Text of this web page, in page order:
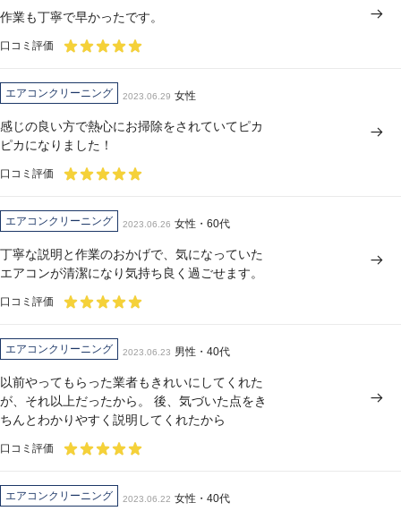
作業も丁寧で早かったです。
口コミ評価
エアコンクリーニング 2023.06.29 女性
感じの良い方で熱心にお掃除をされていてピカ
ピカになりました！
口コミ評価
エアコンクリーニング 2023.06.26 女性・60代
丁寧な説明と作業のおかげで、気になっていた
エアコンが清潔になり気持ち良く過ごせます。
口コミ評価
エアコンクリーニング 2023.06.23 男性・40代
以前やってもらった業者もきれいにしてくれた
が、それ以上だったから。 後、気づいた点をき
ちんとわかりやすく説明してくれたから
口コミ評価
エアコンクリーニング 2023.06.22 女性・40代